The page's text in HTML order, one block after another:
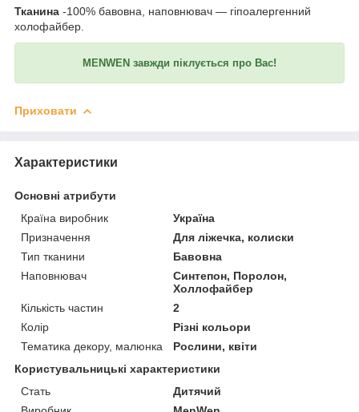
Тканина -100% бавовна, наповнювач — гіпоалергенний
холофайбер.
MENWEN завжди піклується про Вас!
Приховати
Характеристики
Основні атрибути
Країна виробник
Україна
Призначення
Для ліжечка, колиски
Тип тканини
Бавовна
Наповнювач
Синтепон, Поролон,
Холлофайбер
Кількість частин
2
Колір
Різні кольори
Тематика декору, малюнка
Рослини, квіти
Користувальницькі характеристики
Стать
Дитячий